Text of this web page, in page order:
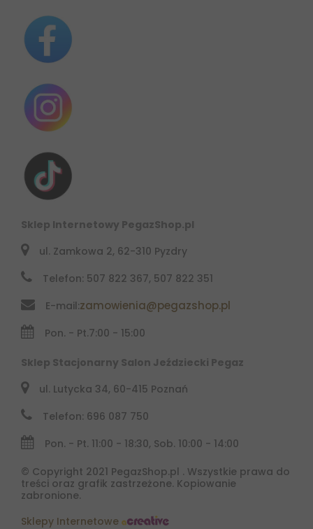
Sklep Internetowy PegazShop.pl
ul. Zamkowa 2, 62-310 Pyzdry
Telefon: 507 822 367, 507 822 351
E-mail:zamowienia@pegazshop.pl
Pon. - Pt.7:00 - 15:00
Sklep Stacjonarny Salon Jeździecki Pegaz
ul. Lutycka 34, 60-415 Poznań
Telefon: 696 087 750
Pon. - Pt. 11:00 - 18:30, Sob. 10:00 - 14:00
© Copyright 2021 PegazShop.pl . Wszystkie prawa do
treści oraz grafik zastrzeżone. Kopiowanie
zabronione.
Sklepy Internetowe